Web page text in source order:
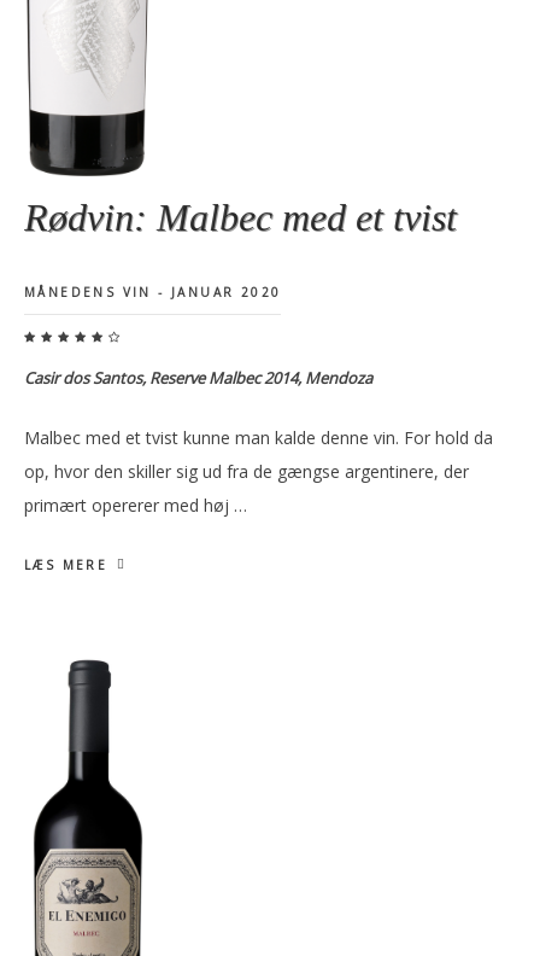
Rødvin: Malbec med et tvist
MÅNEDENS VIN - JANUAR 2020
Casir dos Santos, Reserve Malbec 2014, Mendoza
Malbec med et tvist kunne man kalde denne vin. For hold da
op, hvor den skiller sig ud fra de gængse argentinere, der
primært opererer med høj …
LÆS MERE